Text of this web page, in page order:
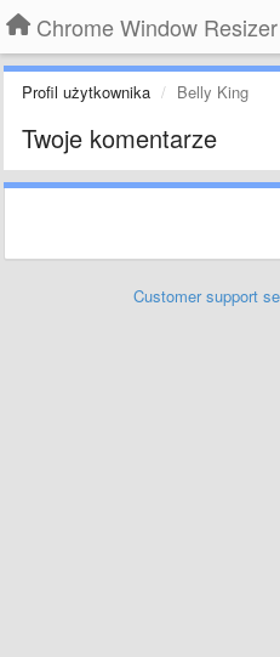
Chrome Window Resizer
Profil użytkownika Belly King
Twoje komentarze
Customer support